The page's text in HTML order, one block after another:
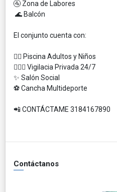
🚰 Zona de Labores
🌊 Balcón
El conjunto cuenta con:
🏊‍♀️ Piscina Adultos y Niños
👮🏻‍♀️ Vigilacia Privada 24/7
✨ Salón Social
⚽️ Cancha Multideporte
📲 CONTÁCTAME 3184167890
Contáctanos